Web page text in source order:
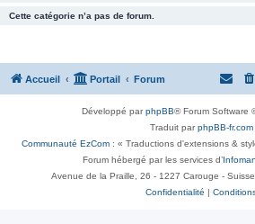
Cette catégorie n’a pas de forum.
Accueil Portail Forum
Développé parphpBB® Forum Software
Traduit parphpBB-fr.com
Communauté EzCom : « Traductions d'extensions &
Forum hébergé par les services d’
Avenue de la Praille, 26 - 1227 Carouge -
Confidentialité